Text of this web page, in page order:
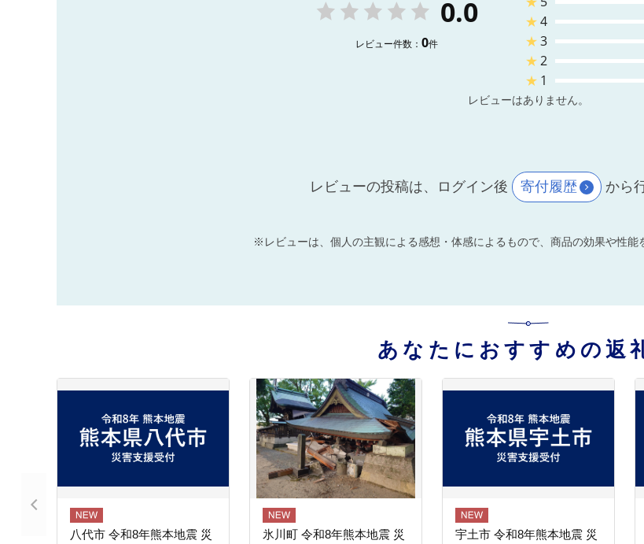
0.0
レビュー件数： 0件
★4
★3
★2
★ 1
レビューはありません。
レビューの投稿は、ログイン後 寄付履歴 から
※レビューは、個人の主観による感想・体感によるもので、商品の効果や性能
あなたにおすすめの返
八代市 令和8年熊本地震 災
氷川町 令和8年熊本地震 災
宇土市 令和8年熊本地震 災